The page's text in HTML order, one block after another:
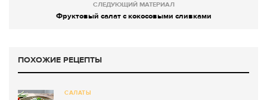
СЛЕДУЮЩИЙ МАТЕРИАЛ
Фруктовый салат с кокосовыми сливками
ПОХОЖИЕ РЕЦЕПТЫ
САЛАТЫ